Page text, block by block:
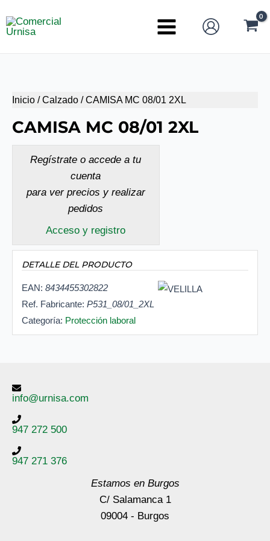
al
Main
Inicio /Calzado / CAMISA MC 08/01 2XL
CAMISA MC 08/01 2XL
Regístrate o accede a tu
cuenta
para ver precios y realizar
pedidos
Acceso y registro
DETALLE DEL PRODUCTO
EAN: 8434455302822
Ref. Fabricante: P531_08/01_2XL
Categoría: Protección laboral
info@urnisa.com
947 272 500
947 271 376
Estamos en Burgos
C/ Salamanca 1
09004 - Burgos